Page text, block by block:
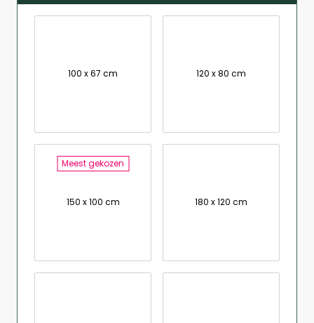
100 x 67 cm 120 x 80 cm
Meest gekozen
150 x 100 cm 180 x 120 cm